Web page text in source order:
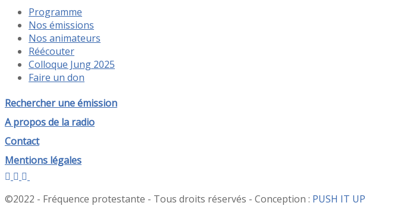
Programme
Nos émissions
Nos animateurs
Réécouter
Colloque Jung 2025
Faire un don
Rechercher une émission
A propos de la radio
Contact
Mentions légales
©2022 - Fréquence protestante - Tous droits réservés - Conception : PUSH IT UP